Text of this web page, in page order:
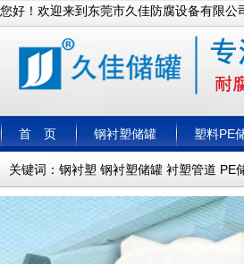
您好！欢迎来到东莞市久佳防腐设备有限公
首 页 钢衬塑储罐 塑料PE
关键词： 钢衬塑 钢衬塑储罐 衬塑管道 PE